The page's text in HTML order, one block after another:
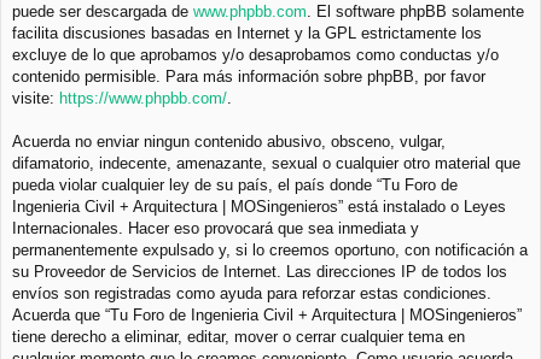
puede ser descargada de www.phpbb.com . El software phpBB solamente
facilita discusiones basadas en Internet y la GPL estrictamente los
excluye de lo que aprobamos y/o desaprobamos como conductas y/o
contenido permisible. Para más información sobre phpBB, por favor
visite: https://www.phpbb.com/
Acuerda no enviar ningun contenido abusivo, obsceno, vulgar,
difamatorio, indecente, amenazante, sexual o cualquier otro material que
pueda violar cualquier ley de su país, el país donde “Tu Foro de
Ingenieria Civil + Arquitectura | MOSingenieros” está instalado o Leyes
Internacionales. Hacer eso provocará que sea inmediata y
permanentemente expulsado y, si lo creemos oportuno, con notificación a
su Proveedor de Servicios de Internet. Las direcciones IP de todos los
envíos son registradas como ayuda para reforzar estas condiciones.
Acuerda que “Tu Foro de Ingenieria Civil + Arquitectura | MOSingenieros”
tiene derecho a eliminar, editar, mover o cerrar cualquier tema en